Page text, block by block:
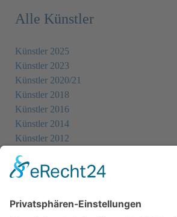
Alle Künstler
Künstler 2025
Künstler 2023
Künstler 2020/21
Künstler 2018
Künstler 2016
Künstler 2014
Künstler 2012
Künstler 2008
Künstler 2004